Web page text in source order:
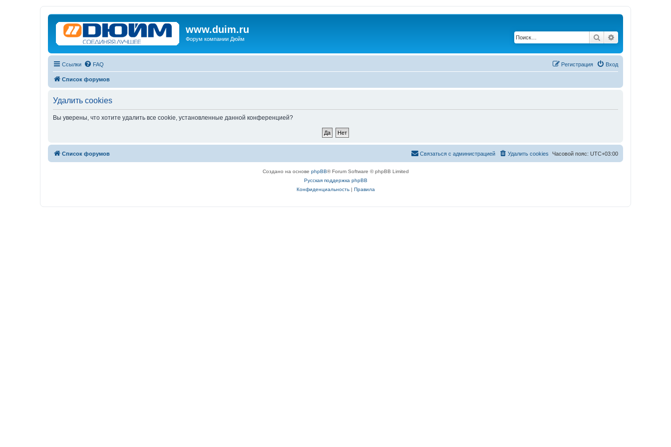
www.duim.ru
Форум компании Дюйм Поиск
Ссылки FAQ Вход
Регистрация
Список форумов
Удалить cookies
Вы уверены, что хотите удалить все cookie, установленные данной конференцией?
Список форумов Часовой пояс: UTC+03:00
Удалить cookies
Связаться с администрацией
Создано на основе phpBB® Forum Software © phpBB Limited
Русская поддержка phpBB
Конфиденциальность| Правила